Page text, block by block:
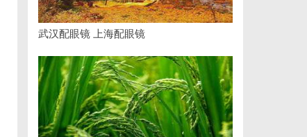
武汉配眼镜 上海配眼镜